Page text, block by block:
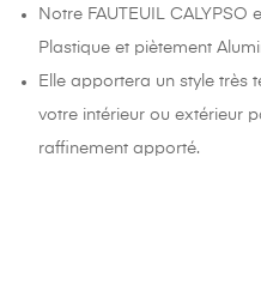
Notre FAUTEUIL
Plastique et piètement
Elle apportera un style très
votre intérieur ou extérieur
raffinement apporté.